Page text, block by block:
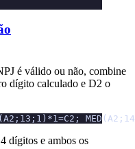
é válido ou não, combine
dígito calculado e D2 o
dígitos e ambos os